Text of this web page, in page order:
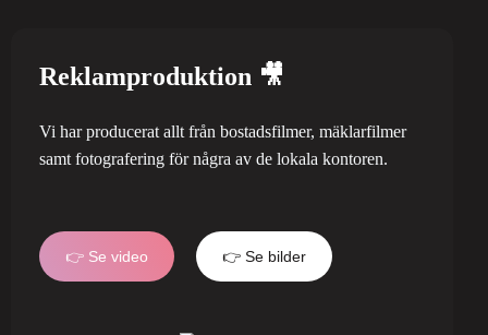
Reklamproduktion 🎥
Vi har producerat allt från bostadsfilmer, mäklarfilmer
samt fotografering för några av de lokala kontoren.
👉 Se video 👉 Se bilder